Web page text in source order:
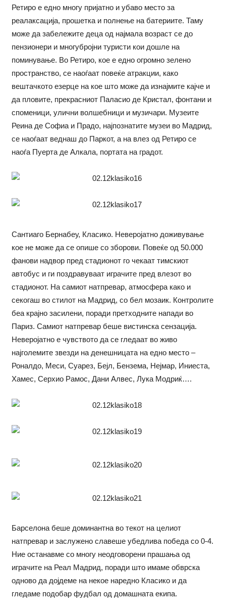
Ретиро е едно многу пријатно и убаво место за
реалаксација, прошетка и полнење на батериите. Таму
може да забележите деца од најмала возраст се до
пензионери и многубројни туристи кои дошле на
поминување. Во Ретиро, кое е едно огромно зелено
пространство, се наоѓаат повеќе атракции, како
вештачкото езерце на кое што може да изнајмите кајче и
да пловите, прекрасниот Паласио де Кристал, фонтани и
споменици, улични волшебници и музичари. Музеите
Реина де Софиа и Прадо, најпознатите музеи во Мадрид,
се наоѓаат веднаш до Паркот, а на влез од Ретиро се
наоѓа Пуерта де Алкала, портата на градот.
Сантиаго Бернабеу, Класико. Неверојатно доживување
кое не може да се опише со зборови. Повеќе од 50.000
фанови надвор пред стадионот го чекаат тимскиот
автобус и ги поздравуваат играчите пред влезот во
стадионот. На самиот натпревар, атмосфера како и
секогаш во стилот на Мадрид, со бел мозаик. Контролите
беа крајно засилени, поради претходните напади во
Париз. Самиот натпревар беше вистинска сензација.
Неверојатно е чувството да се гледаат во живо
најголемите звезди на денешницата на едно место –
Роналдо, Меси, Суарез, Бејл, Бензема, Нејмар, Иниеста,
Хамес, Серхио Рамос, Дани Алвес, Лука Модриќ….
Барселона беше доминантна во текот на целиот
натпревар и заслужено славеше убедлива победа со 0-4.
Ние останавме со многу неодговорени прашања од
играчите на Реал Мадрид, поради што имаме обврска
одново да дојдеме на некое наредно Класико и да
гледаме подобар фудбал од домашната екипа.